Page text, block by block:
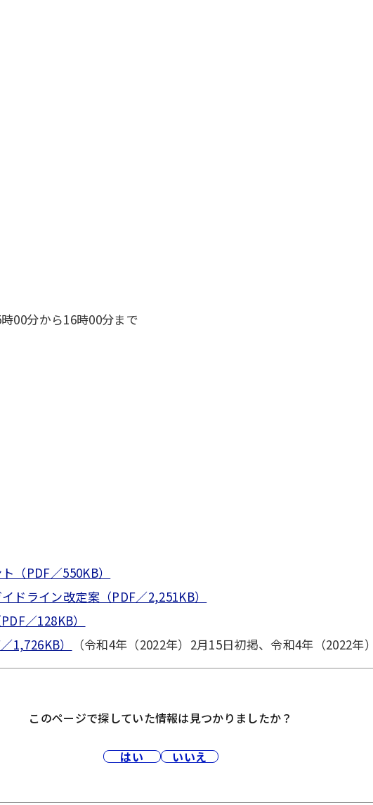
00分から16時00分まで
（PDF／550KB）
ライン改定案（PDF／2,251KB）
／128KB）
1,726KB）
（令和4年（2022年）2月15日初掲、令和4年（2022年
このページで探していた情報は見つかりましたか？
はい いいえ